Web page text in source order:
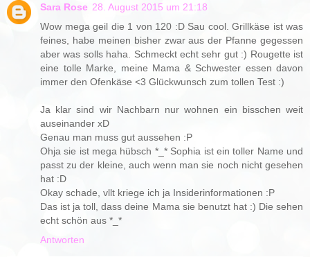
Sara Rose 28. August 2015 um 21:18
Wow mega geil die 1 von 120 :D Sau cool. Grillkäse ist was
feines, habe meinen bisher zwar aus der Pfanne gegessen
aber was solls haha. Schmeckt echt sehr gut :) Rougette ist
eine tolle Marke, meine Mama & Schwester essen davon
immer den Ofenkäse <3 Glückwunsch zum tollen Test :)
Ja klar sind wir Nachbarn nur wohnen ein bisschen weit
auseinander xD
Genau man muss gut aussehen :P
Ohja sie ist mega hübsch *_* Sophia ist ein toller Name und
passt zu der kleine, auch wenn man sie noch nicht gesehen
hat :D
Okay schade, vllt kriege ich ja Insiderinformationen :P
Das ist ja toll, dass deine Mama sie benutzt hat :) Die sehen
echt schön aus *_*
Antworten